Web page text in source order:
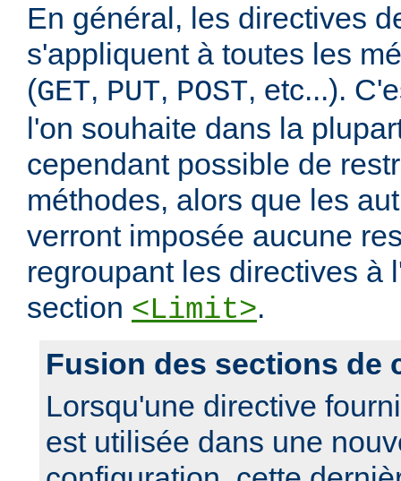
En général, les directives
s'appliquent à toutes les
(GET, PUT, POST, etc...).
l'on souhaite dans la
cependant possible de
méthodes, alors que les
verront imposée aucune
regroupant les directives à
section <Limit>.
Fusion des sections de
Lorsqu'une directive
est utilisée dans une